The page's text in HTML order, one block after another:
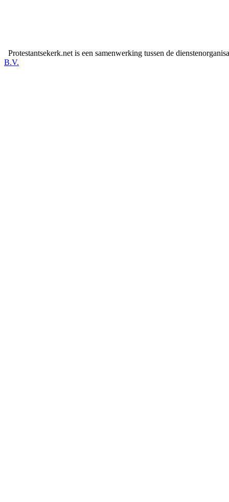
Protestantsekerk.net is een samenwerking tussen de
B.V.